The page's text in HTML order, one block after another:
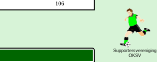
106
Supportersvereniging
OKSV